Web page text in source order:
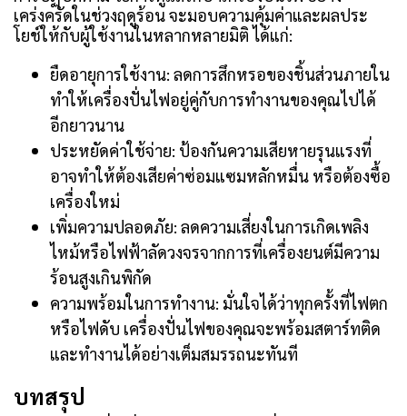
เคร่งครัดในช่วงฤดูร้อน จะมอบความคุ้มค่าและผลประ
โยช์ให้กับผู้ใช้งานในหลากหลายมิติ ได้แก่:
ยืดอายุการใช้งาน: ลดการสึกหรอของชิ้นส่วนภายใน
ทำให้เครื่องปั่นไฟอยู่คู่กับการทำงานของคุณไปได้
อีกยาวนาน
ประหยัดค่าใช้จ่าย: ป้องกันความเสียหายรุนแรงที่
อาจทำให้ต้องเสียค่าซ่อมแซมหลักหมื่น หรือต้องซื้อ
เครื่องใหม่
เพิ่มความปลอดภัย: ลดความเสี่ยงในการเกิดเพลิง
ไหม้หรือไฟฟ้าลัดวงจรจากการที่เครื่องยนต์มีความ
ร้อนสูงเกินพิกัด
ความพร้อมในการทำงาน: มั่นใจได้ว่าทุกครั้งที่ไฟตก
หรือไฟดับ เครื่องปั่นไฟของคุณจะพร้อมสตาร์ทติด
และทำงานได้อย่างเต็มสมรรถนะทันที
บทสรุป